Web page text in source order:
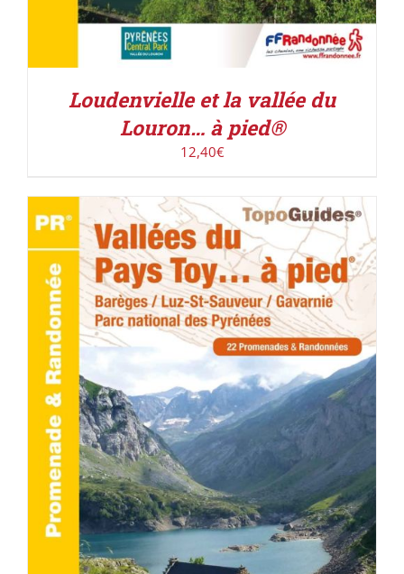
Loudenvielle et la vallée du
Louron… à pied®
12,40€
ACHETER LE PRODUIT DÉTAILS